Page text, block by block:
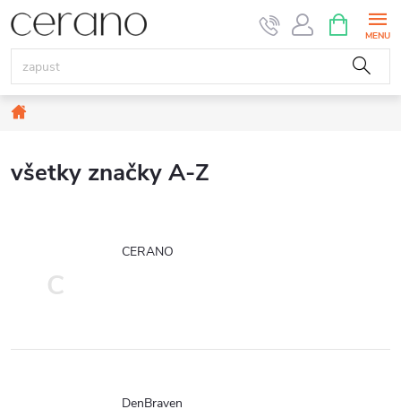
Prejsť
na
obsah
KOŠÍK
všetky značky A-Z
C
CERANO
DenBraven